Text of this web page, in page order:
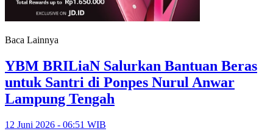
Baca Lainnya
YBM BRILiaN Salurkan Bantuan Beras
untuk Santri di Ponpes Nurul Anwar
Lampung Tengah
12 Juni 2026 - 06:51 WIB